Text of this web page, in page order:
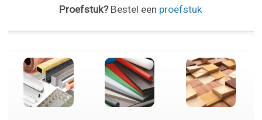
Proefstuk?Bestel een proefstuk